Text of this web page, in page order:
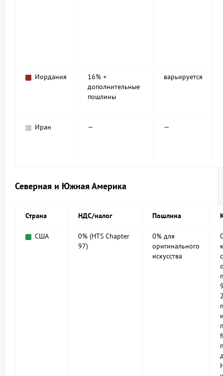
Иордания
16% +
дополнительные
пошлины
варьируется
Иран — —
Северная и Южная Америка
Страна НДС/налог Пошлина
США
0% (HTS Chapter
97)
0% для
оригинального
искусства